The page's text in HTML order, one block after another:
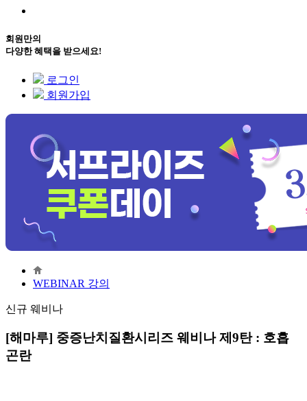
회원만의
다양한 혜택을 받으세요!
로그인
회원가입
WEBINAR 강의
신규 웨비나
[해마루] 중증난치질환시리즈 웨비나 제9탄 : 호흡
곤란